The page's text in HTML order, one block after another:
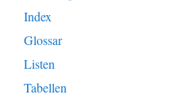
Index
Glossar
Listen
Tabellen